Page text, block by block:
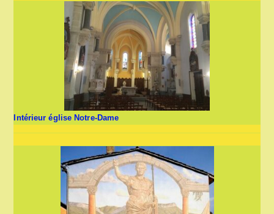
Intérieur église Notre-Dame